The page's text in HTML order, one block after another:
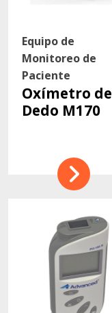
Equipo de
Monitoreo de
Paciente
Oxímetro de
Dedo M170